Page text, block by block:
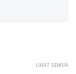
LIHAT SEMUA